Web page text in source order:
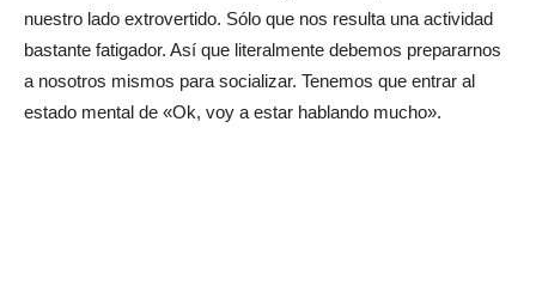
nuestro lado extrovertido. Sólo que nos resulta una actividad
bastante fatigador. Así que literalmente debemos prepararnos
a nosotros mismos para socializar. Tenemos que entrar al
estado mental de «Ok, voy a estar hablando mucho».